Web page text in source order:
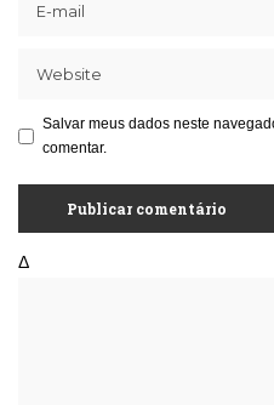
Salvar meus dados neste
comentar.
Δ